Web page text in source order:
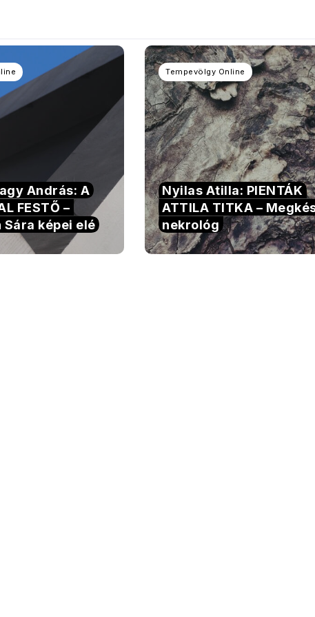
András: A
FESTŐ –
Sára képei elé
Tempevölgy Online
Nyilas Atilla: PIENTÁK
ATTILA TITKA –
nekrológ